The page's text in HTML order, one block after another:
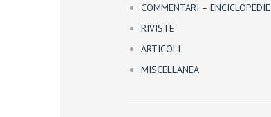
COMMENTARI – ENCICLOPEDIE
RIVISTE
ARTICOLI
MISCELLANEA